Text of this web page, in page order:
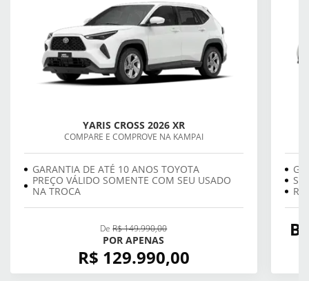
YARIS CROSS 2026 XR
COMPARE E COMPROVE NA KAMPAI
GARANTIA DE ATÉ 10 ANOS TOYOTA
PREÇO VÁLIDO SOMENTE COM SEU USADO
NA TROCA
DeR$ 149.990,00
POR APENAS
R$ 129.990,00